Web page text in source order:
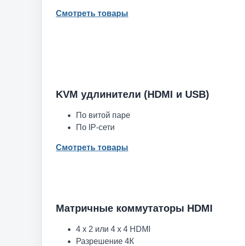
Смотреть товары
KVM удлинители (HDMI и USB)
По витой паре
По IP-сети
Смотреть товары
Матричные коммутаторы HDMI
4 x 2 или 4 x 4 HDMI
Разрешение 4К